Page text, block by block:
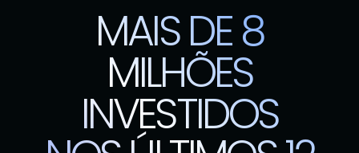
MAIS DE 8
MILHÕES
INVESTIDOS